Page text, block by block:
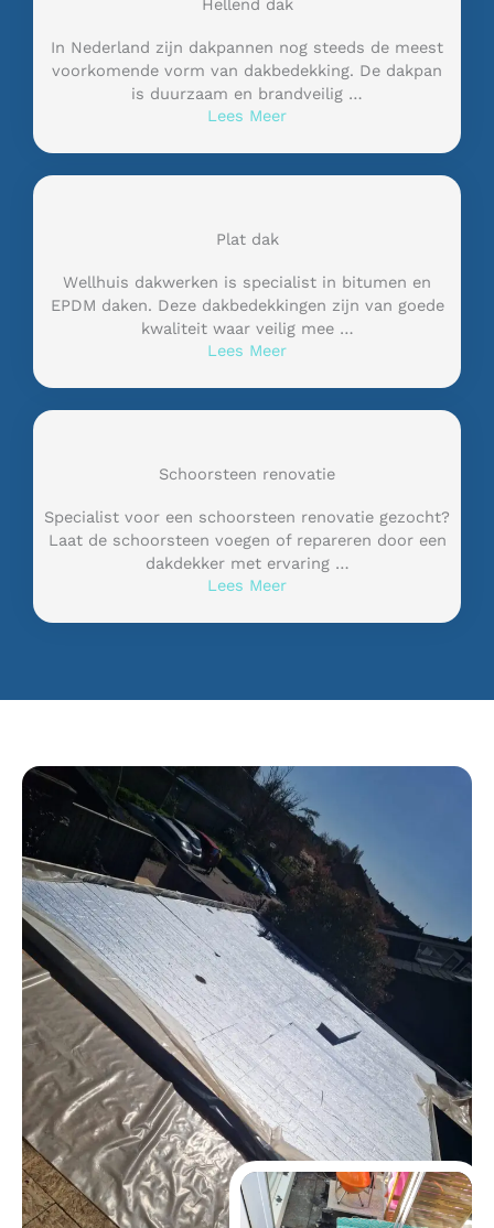
Hellend dak
In Nederland zijn dakpannen nog steeds de meest
voorkomende vorm van dakbedekking. De dakpan
is duurzaam en brandveilig …
Lees Meer
Plat dak
Wellhuis dakwerken is specialist in bitumen en
EPDM daken. Deze dakbedekkingen zijn van goede
kwaliteit waar veilig mee …
Lees Meer
Schoorsteen renovatie
Specialist voor een schoorsteen renovatie gezocht?
Laat de schoorsteen voegen of repareren door een
dakdekker met ervaring …
Lees Meer